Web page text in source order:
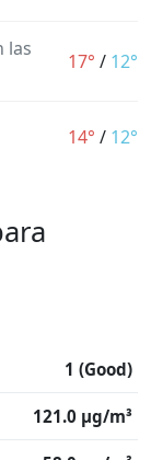
las
17° / 12°
14° / 12°
1 (Good)
121.0 μg/m³